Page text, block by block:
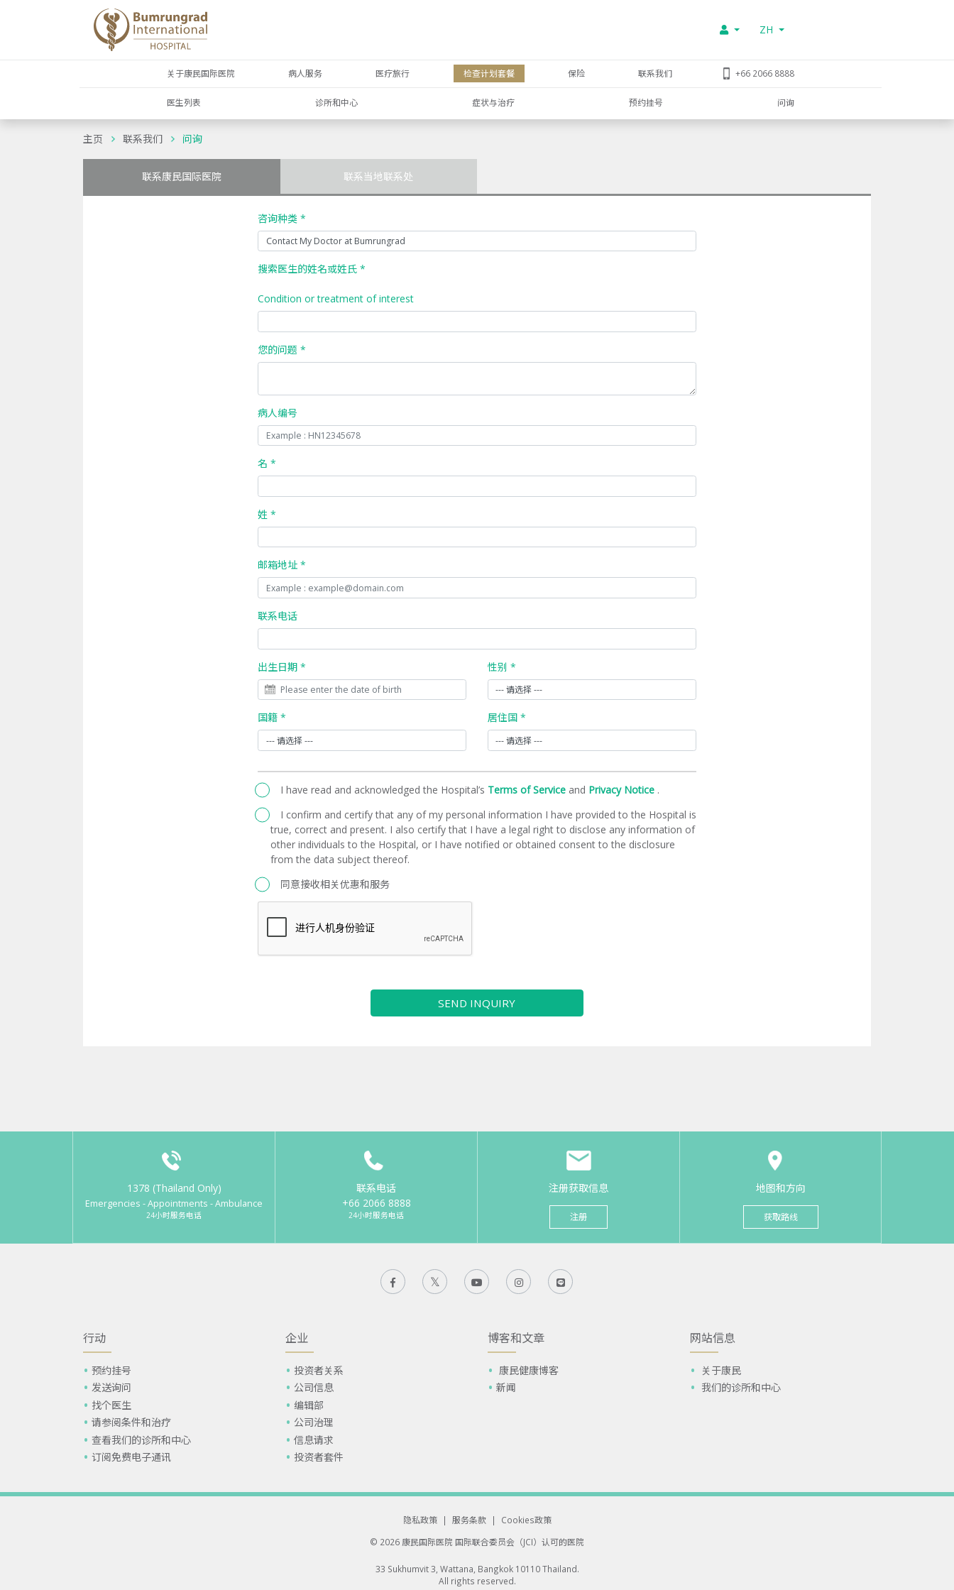
ZH
关于康民国际医院 病人服务 医疗旅行 检查计划套餐 保险 联系我们 +66 2066 8888
医生列表 诊所和中心 症状与治疗 预约挂号 问询
主页 联系我们 问询
联系康民国际医院 联系当地联系处
咨询种类 *
搜索医生的姓名或姓氏 *
Condition or treatment of interest
您的问题 *
病人编号
名 *
姓 *
邮箱地址 *
联系电话
出生日期 * 性别 *
国籍 * 居住国 *
I have read and acknowledged the Hospital’s Terms of Service and Privacy Notice .
I confirm and certify that any of my personal information I have provided to the Hospital is
true, correct and present. I also certify that I have a legal right to disclose any information of
other individuals to the Hospital, or I have notified or obtained consent to the disclosure
from the data subject thereof.
同意接收相关优惠和服务
SEND INQUIRY
1378 (Thailand Only)
Emergencies - Appointments - Ambulance
24小时服务电话
联系电话
+66 2066 8888
24小时服务电话
注册获取信息
注册
地图和方向
获取路线
行动
预约挂号
发送询问
找个医生
请参阅条件和治疗
查看我们的诊所和中心
订阅免费电子通讯
企业
投资者关系
公司信息
编辑部
公司治理
信息请求
投资者套件
博客和文章
康民健康博客
新闻
网站信息
关于康民
我们的诊所和中心
隐私政策 | 服务条款 |
Cookies政策
© 2026 康民国际医院 国际联合委员会（JCI）认可的医院
33 Sukhumvit 3, Wattana, Bangkok 10110 Thailand.
All rights reserved.